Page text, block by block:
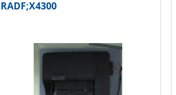
RADF;X4300